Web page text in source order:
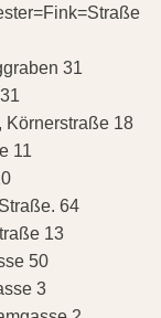
31
Körnerstraße 18
11
64
13
50
3